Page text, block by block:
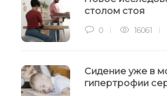
столом стоя
0 16061
Сидение уже в
гипертрофии